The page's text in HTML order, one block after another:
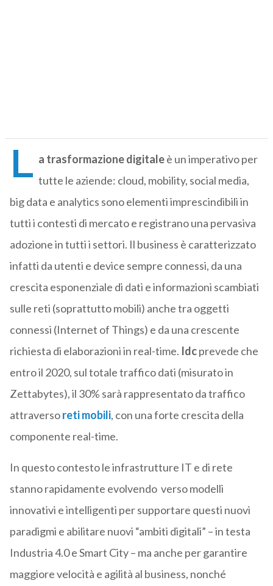
L a trasformazione digitaleè un imperativo per
tutte le aziende: cloud, mobility, social media,
big data e analytics sono elementi imprescindibili in
tutti i contesti di mercato e registrano una pervasiva
adozione in tutti i settori. Il business è caratterizzato
infatti da utenti e device sempre connessi, da una
crescita esponenziale di dati e informazioni scambiati
sulle reti (soprattutto mobili) anche tra oggetti
connessi (Internet of Things) e da una crescente
richiesta di elaborazioni in real-time. Idcprevede che
entro il 2020, sul totale traffico dati (misurato in
Zettabytes), il 30% sarà rappresentato da traffico
attraversoreti mobili, con una forte crescita della
componente real-time.
In questo contesto le infrastrutture IT e di rete
stanno rapidamente evolvendo verso modelli
innovativi e intelligenti per supportare questi nuovi
paradigmi e abilitare nuovi “ambiti digitali” – in testa
Industria 4.0 e Smart City – ma anche per garantire
maggiore velocità e agilità al business, nonché